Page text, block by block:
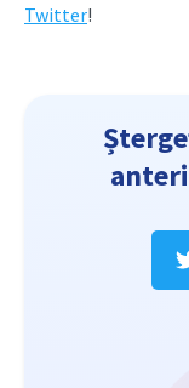
Twitter!